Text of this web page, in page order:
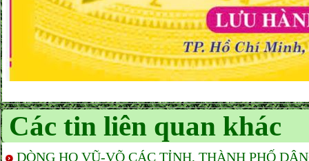
Các tin liên quan khác
DÒNG HỌ VŨ-VÕ CÁC TỈNH, THÀNH PHỐ